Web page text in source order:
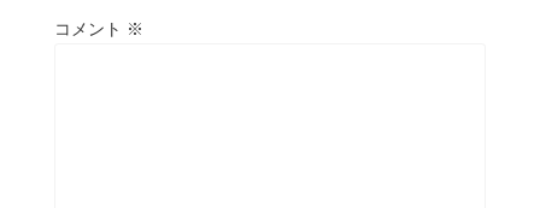
コメント ※